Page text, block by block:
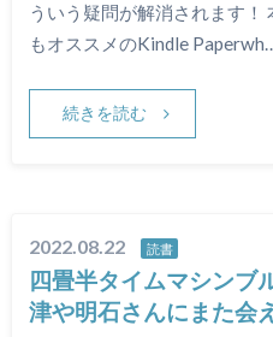
ういう疑問が解消されます！
もオススメのKindle
続きを読む
2022.08.22 読書
四畳半タイムマシンブ
津や明石さんにまた会